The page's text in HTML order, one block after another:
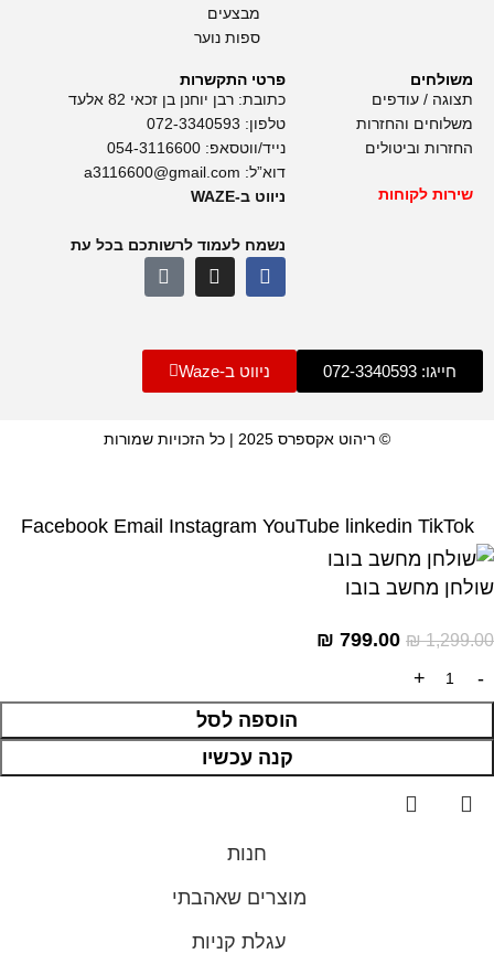
מבצעים
ספות נוער
משולחים
תצוגה / עודפים
משלוחים והחזרות
החזרות וביטולים
שירות לקוחות
פרטי התקשרות
כתובת: רבן יוחנן בן זכאי 82 אלעד
טלפון: 072-3340593
נייד/ווטסאפ:054-3116600
דוא”ל: a3116600@gmail.com
ניווט ב-WAZE
נשמח לעמוד לרשותכם בכל עת
חייגו: 072-3340593 ניווט ב-Waze
© ריהוט אקספרס 2025 | כל הזכויות שמורות
Facebook Email Instagram YouTube linkedin TikTok
שולחן מחשב בובו
1,299.00
₪
799.00
₪
הוספה לסל
קנה עכשיו
חנות
מוצרים שאהבתי
עגלת קניות